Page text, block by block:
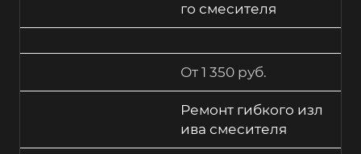
го смесителя
От 1 350 руб.
Ремонт гибкого изл
ива смесителя